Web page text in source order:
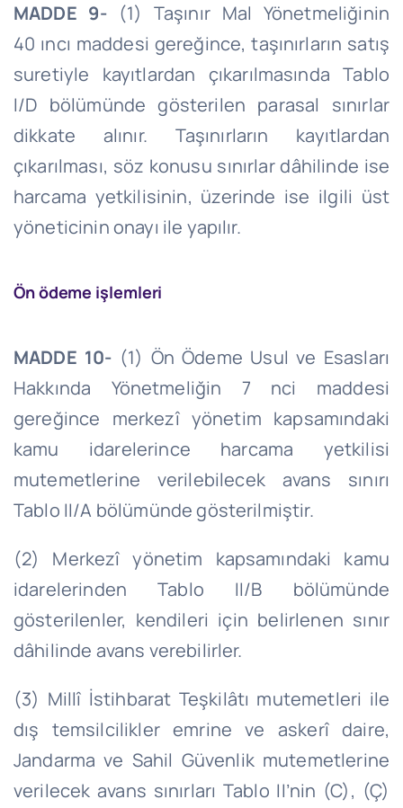
MADDE 9- (1) Taşınır Mal Yönetmeliğinin
40 ıncı maddesi gereğince, taşınırların satış
suretiyle kayıtlardan çıkarılmasında Tablo
I/D bölümünde gösterilen parasal sınırlar
dikkate alınır. Taşınırların kayıtlardan
çıkarılması, söz konusu sınırlar dâhilinde ise
harcama yetkilisinin, üzerinde ise ilgili üst
yöneticinin onayı ile yapılır.
Ön ödeme işlemleri
MADDE 10- (1) Ön Ödeme Usul ve Esasları
Hakkında Yönetmeliğin 7 nci maddesi
gereğince merkezî yönetim kapsamındaki
kamu idarelerince harcama yetkilisi
mutemetlerine verilebilecek avans sınırı
Tablo II/A bölümünde gösterilmiştir.
(2) Merkezî yönetim kapsamındaki kamu
idarelerinden Tablo II/B bölümünde
gösterilenler, kendileri için belirlenen sınır
dâhilinde avans verebilirler.
(3) Millî İstihbarat Teşkilâtı mutemetleri ile
dış temsilcilikler emrine ve askerî daire,
Jandarma ve Sahil Güvenlik mutemetlerine
verilecek avans sınırları Tablo II’nin (C), (Ç)